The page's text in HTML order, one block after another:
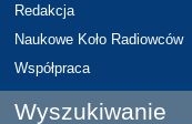
Redakcja
Naukowe Koło Radiowców
Współpraca
Wyszukiwanie